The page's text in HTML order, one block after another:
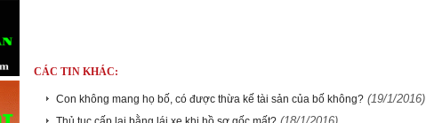
CÁC TIN KHÁC:
Con không mang họ bố, có được thừa kế tài sản của bố không? (19/1/2016)